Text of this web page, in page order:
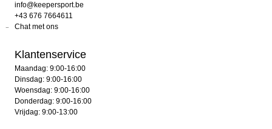
info@keepersport.be
+43 676 7664611
Chat met ons
Klantenservice
Maandag: 9:00-16:00
Dinsdag: 9:00-16:00
Woensdag: 9:00-16:00
Donderdag: 9:00-16:00
Vrijdag: 9:00-13:00